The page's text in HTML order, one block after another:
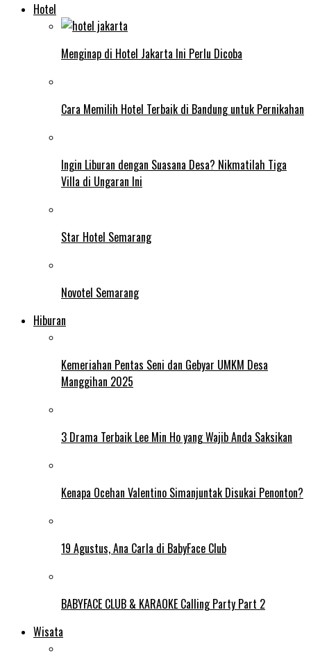
Hotel
Menginap di Hotel Jakarta Ini Perlu Dicoba
Cara Memilih Hotel Terbaik di Bandung untuk Pernikahan
Ingin Liburan dengan Suasana Desa? Nikmatilah Tiga
Villa di Ungaran Ini
Star Hotel Semarang
Novotel Semarang
Hiburan
Kemeriahan Pentas Seni dan Gebyar UMKM Desa
Manggihan 2025
3 Drama Terbaik Lee Min Ho yang Wajib Anda Saksikan
Kenapa Ocehan Valentino Simanjuntak Disukai Penonton?
19 Agustus, Ana Carla di BabyFace Club
BABYFACE CLUB & KARAOKE Calling Party Part 2
Wisata